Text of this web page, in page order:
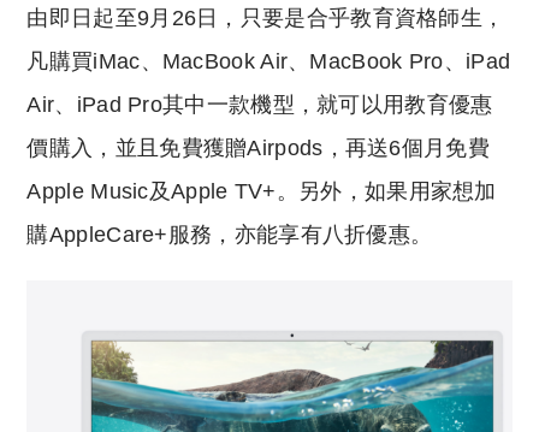
由即日起至9月26日，只要是合乎教育資格師生，
凡購買iMac、MacBook Air、MacBook Pro、iPad
Air、iPad Pro其中一款機型，就可以用教育優惠
價購入，並且免費獲贈Airpods，再送6個月免費
Apple Music及Apple TV+。另外，如果用家想加
購AppleCare+服務，亦能享有八折優惠。